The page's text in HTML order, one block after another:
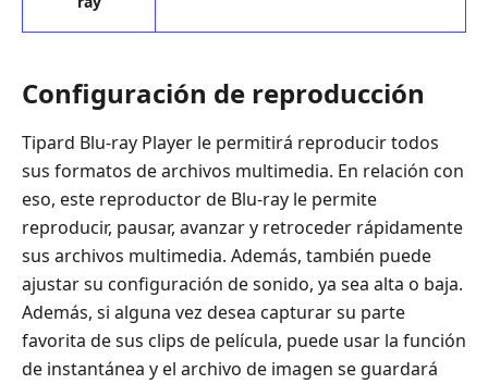
Configuración de reproducción
Tipard Blu-ray Player le permitirá reproducir todos
sus formatos de archivos multimedia. En relación con
eso, este reproductor de Blu-ray le permite
reproducir, pausar, avanzar y retroceder rápidamente
sus archivos multimedia. Además, también puede
ajustar su configuración de sonido, ya sea alta o baja.
Además, si alguna vez desea capturar su parte
favorita de sus clips de película, puede usar la función
de instantánea y el archivo de imagen se guardará